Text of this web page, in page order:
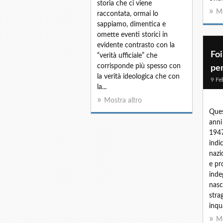
storia che ci viene
raccontata, ormai lo
sappiamo, dimentica e
omette eventi storici in
evidente contrasto con la
“verità ufficiale” che
corrisponde più spesso con
la verità ideologica che con
la...
Mostra altro
9
e